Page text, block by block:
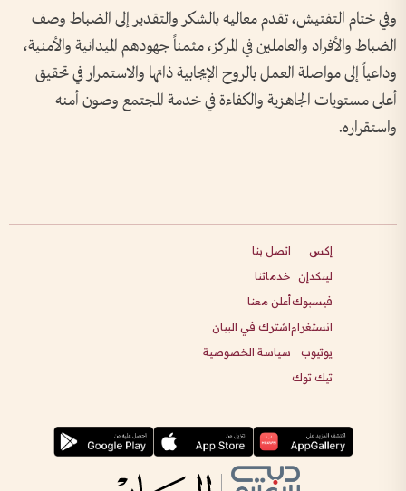
وفي ختام التفتيش، تقدم معاليه بالشكر والتقدير إلى الضباط وصف
الضباط والأفراد والعاملين في المركز، مثمناً جهودهم الميدانية والأمنية،
وداعياً إلى مواصلة العمل بالروح الإيجابية ذاتها والاستمرار في تحقيق
أعلى مستويات الجاهزية والكفاءة في خدمة المجتمع وصون أمنه
واستقراره.
إكس
لينكدإن
فيسبوك
انستغرام
يوتيوب
تيك توك
اتصل بنا
خدماتنا
أعلن معنا
اشترك في البيان
سياسة الخصوصية